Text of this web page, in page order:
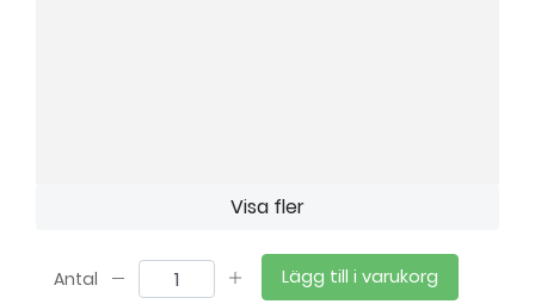
Visa fler
Antal Lägg till i varukorg